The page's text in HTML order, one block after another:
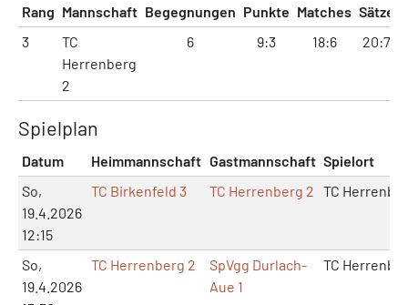
Rang Mannschaft Begegnungen Punkte Matches Sätze
3
TC
Herrenberg
2
6 9:3 18:6 20:7
Spielplan
Datum Heimmannschaft Gastmannschaft Spielort
So,
19.4.2026
12:15
TC Birkenfeld 3 TC Herrenberg 2 TC
So,
19.4.2026
TC Herrenberg 2
SpVgg Durlach-
Aue 1
TC